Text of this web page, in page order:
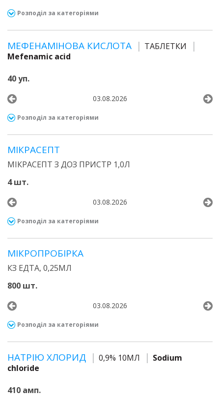
Розподіл за категоріями
МЕФЕНАМІНОВА КИСЛОТА
ТАБЛЕТКИ
Mefenamic acid
40 уп.
03.08.2026
Розподіл за категоріями
МІКРАСЕПТ
МІКРАСЕПТ З ДОЗ ПРИСТР 1,0Л
4 шт.
03.08.2026
Розподіл за категоріями
МІКРОПРОБІРКА
КЗ ЕДТА, 0,25МЛ
800 шт.
03.08.2026
Розподіл за категоріями
НАТРІЮ ХЛОРИД 0,9% 10МЛ
Sodium
chloride
410 амп.